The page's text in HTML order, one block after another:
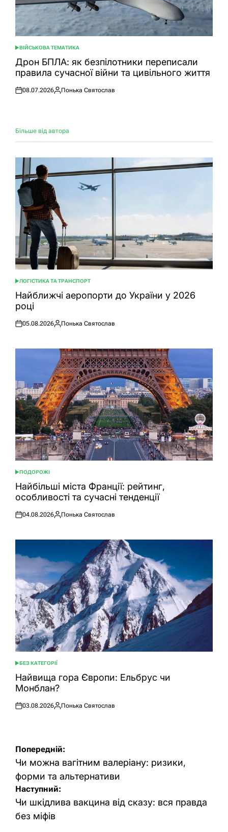
ОПУБЛІКУВАТИ
У
ВІЙСЬКОВА ТЕМАТИКА
Дрон БПЛА: як безпілотники переписали
правила сучасної війни та цивільного життя
Оприлюднено
08.07.2026
Опубліковано
Понька Святослав
Більше від автора
ОПУБЛІКУВАТИ
У
ЛОГІСТИКА ТА ТРАНСПОРТ
Найближчі аеропорти до України у 2026
році
Оприлюднено
05.08.2026
Опубліковано
Понька Святослав
ОПУБЛІКУВАТИ
У
ПОДОРОЖІ
Найбільші міста Франції: рейтинг,
особливості та сучасні тенденції
Оприлюднено
04.08.2026
Опубліковано
Понька Святослав
ОПУБЛІКУВАТИ
У
БЕЗ КАТЕГОРІЇ
Найвища гора Європи: Ельбрус чи
Монблан?
Оприлюднено
03.08.2026
Опубліковано
Понька Святослав
Навігація
записів
Попередній:
Чи можна вагітним валеріану: ризики,
форми та альтернативи
Наступний:
Чи шкідлива вакцина від сказу: вся правда
без міфів